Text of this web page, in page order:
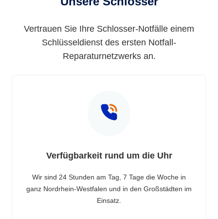
Vertrauen Sie Ihre Schlosser-Notfälle einem
Schlüsseldienst des ersten Notfall-
Reparaturnetzwerks an.
Verfügbarkeit rund um die Uhr
Wir sind 24 Stunden am Tag, 7 Tage die Woche in
ganz Nordrhein-Westfalen und in den Großstädten im
Einsatz.